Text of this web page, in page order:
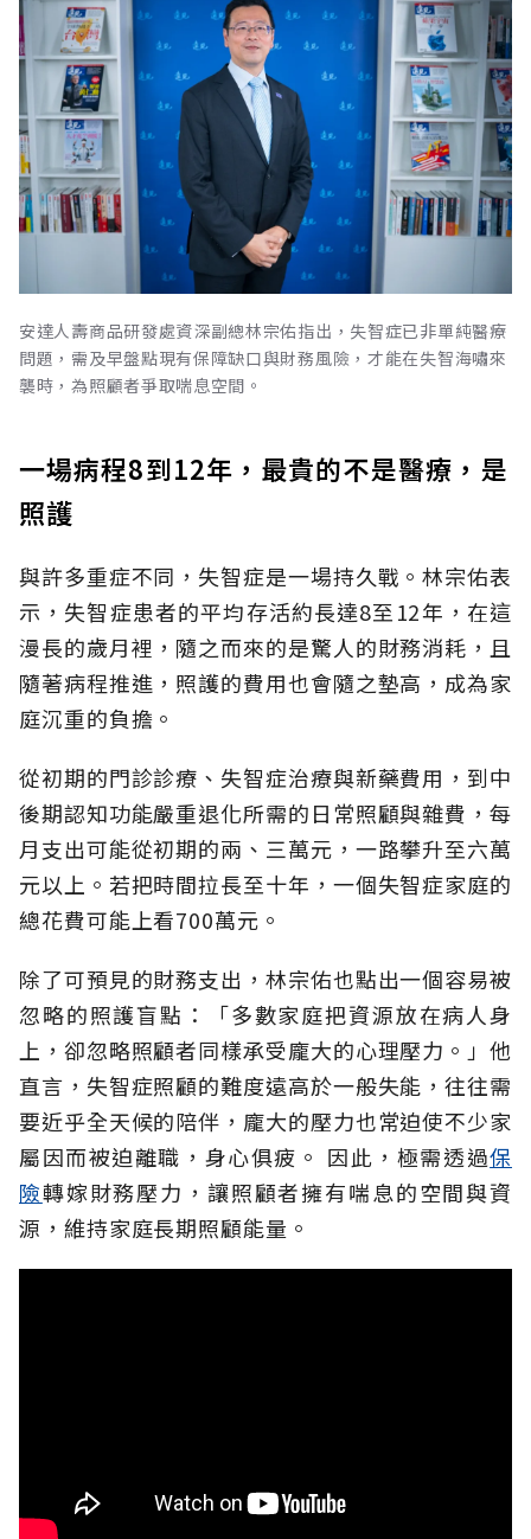
安達人壽商品研發處資深副總林宗佑指出，失智症已非單純醫療
問題，需及早盤點現有保障缺口與財務風險，才能在失智海嘯來
襲時，為照顧者爭取喘息空間。
一場病程8到12年，最貴的不是醫療，是
照護
與許多重症不同，失智症是一場持久戰。林宗佑表
示，失智症患者的平均存活約長達8至12年，在這
漫長的歲月裡，隨之而來的是驚人的財務消耗，且
隨著病程推進，照護的費用也會隨之墊高，成為家
庭沉重的負擔。
從初期的門診診療、失智症治療與新藥費用，到中
後期認知功能嚴重退化所需的日常照顧與雜費，每
月支出可能從初期的兩、三萬元，一路攀升至六萬
元以上。若把時間拉長至十年，一個失智症家庭的
總花費可能上看700萬元。
除了可預見的財務支出，林宗佑也點出一個容易被
忽略的照護盲點：「多數家庭把資源放在病人身
上，卻忽略照顧者同樣承受龐大的心理壓力。」他
直言，失智症照顧的難度遠高於一般失能，往往需
要近乎全天候的陪伴，龐大的壓力也常迫使不少家
屬因而被迫離職，身心俱疲。 因此，極需透過保
險轉嫁財務壓力，讓照顧者擁有喘息的空間與資
源，維持家庭長期照顧能量。